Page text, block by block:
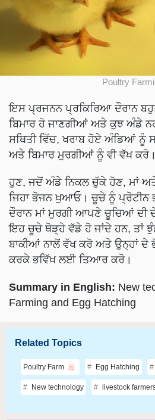
Poultry
ਇਸ ਪ੍ਰਜਨਨ ਪ੍ਰਕਿਰਿਆ ਦੌਰਾਨ
ਬਿਮਾਰ ਹੋ ਜਾਣਗੀਆਂ ਅਤੇ ਕੁਝ ਅੰਡੇ
ਸਥਿਤੀ ਵਿੱਚ, ਖਰਾਬ ਹੋਏ ਅੰਡਿਆਂ ਨੂੰ
ਅਤੇ ਬਿਮਾਰ ਮੁਰਗੀਆਂ ਨੂੰ ਵੀ ਵੱਖ ਕਰੋ।
ਹੁਣ, ਜਦੋਂ ਅੰਡੇ ਨਿਕਲ ਚੁੱਕੇ ਹੋਣ, ਮਾਂ
ਜਿਹਾ ਭੋਜਨ ਖੁਆਓ। ਚੂਚੇ ਨੂੰ
ਦੌਰਾਨ ਮਾਂ ਮੁਰਗੀ ਆਪਣੇ ਚੂਚਿਆਂ ਦੀ
ਇਹ ਚੂਚੇ ਥੋੜ੍ਹੇ ਵੱਡੇ ਹੋ ਜਾਂਦੇ ਹਨ, ਤਾਂ
ਬਾਕੀਆਂ ਨਾਲੋਂ ਵੱਖ ਕਰੋ ਅਤੇ ਉਨ੍ਹਾਂ ਦੇ
ਕਰਕੇ ਭਵਿੱਖ ਲਈ ਤਿਆਰ ਕਰੋ।
Summary in English: New
Farming and Egg Hatching
Related Topics
Poultry Farm Egg Hatching
New technology livestock